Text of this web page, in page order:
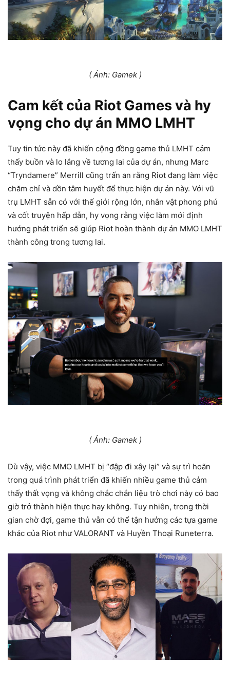
( Ảnh: Gamek )
Cam kết của Riot Games và hy
vọng cho dự án MMO LMHT
Tuy tin tức này đã khiến cộng đồng game thủ LMHT cảm
thấy buồn và lo lắng về tương lai của dự án, nhưng Marc
“Tryndamere” Merrill cũng trấn an rằng Riot đang làm việc
chăm chỉ và dồn tâm huyết để thực hiện dự án này. Với vũ
trụ LMHT sẵn có với thế giới rộng lớn, nhân vật phong phú
và cốt truyện hấp dẫn, hy vọng rằng việc làm mới định
hướng phát triển sẽ giúp Riot hoàn thành dự án MMO LMHT
thành công trong tương lai.
( Ảnh: Gamek )
Dù vậy, việc MMO LMHT bị “đập đi xây lại” và sự trì hoãn
trong quá trình phát triển đã khiến nhiều game thủ cảm
thấy thất vọng và không chắc chắn liệu trò chơi này có bao
giờ trở thành hiện thực hay không. Tuy nhiên, trong thời
gian chờ đợi, game thủ vẫn có thể tận hưởng các tựa game
khác của Riot như VALORANT và Huyền Thoại Runeterra.